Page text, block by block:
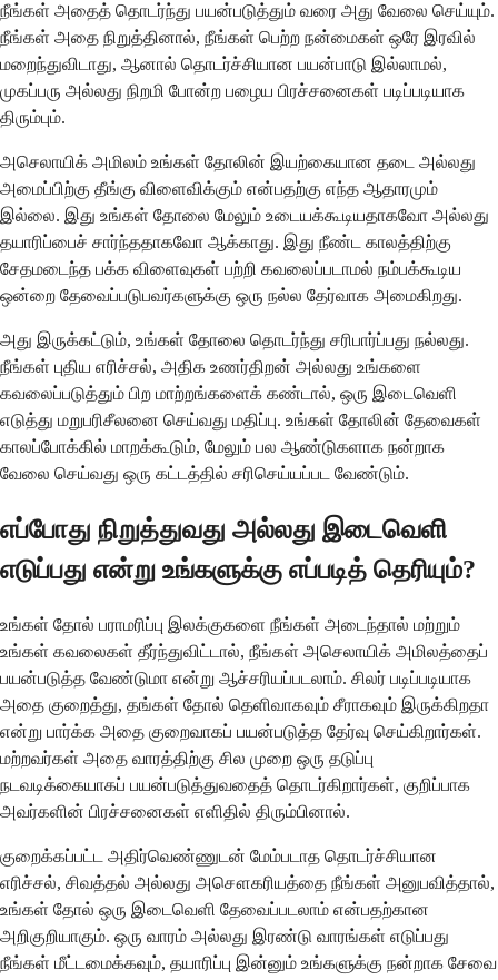
நீங்கள் அதைத் தொடர்ந்து பயன்படுத்தும் வரை அது வேலை செய்யும்.
நீங்கள் அதை நிறுத்தினால், நீங்கள் பெற்ற நன்மைகள் ஒரே இரவில்
மறைந்துவிடாது, ஆனால் தொடர்ச்சியான பயன்பாடு இல்லாமல்,
முகப்பரு அல்லது நிறமி போன்ற பழைய பிரச்சனைகள் படிப்படியாக
திரும்பும்.
அசெலாயிக் அமிலம் உங்கள் தோலின் இயற்கையான தடை அல்லது
அமைப்பிற்கு தீங்கு விளைவிக்கும் என்பதற்கு எந்த ஆதாரமும்
இல்லை. இது உங்கள் தோலை மேலும் உடையக்கூடியதாகவோ அல்லது
தயாரிப்பைச் சார்ந்ததாகவோ ஆக்காது. இது நீண்ட காலத்திற்கு
சேதமடைந்த பக்க விளைவுகள் பற்றி கவலைப்படாமல் நம்பக்கூடிய
ஒன்றை தேவைப்படுபவர்களுக்கு ஒரு நல்ல தேர்வாக அமைகிறது.
அது இருக்கட்டும், உங்கள் தோலை தொடர்ந்து சரிபார்ப்பது நல்லது.
நீங்கள் புதிய எரிச்சல், அதிக உணர்திறன் அல்லது உங்களை
கவலைப்படுத்தும் பிற மாற்றங்களைக் கண்டால், ஒரு இடைவெளி
எடுத்து மறுபரிசீலனை செய்வது மதிப்பு. உங்கள் தோலின் தேவைகள்
காலப்போக்கில் மாறக்கூடும், மேலும் பல ஆண்டுகளாக நன்றாக
வேலை செய்வது ஒரு கட்டத்தில் சரிசெய்யப்பட வேண்டும்.
எப்போது நிறுத்துவது அல்லது இடைவெளி
எடுப்பது என்று உங்களுக்கு எப்படித் தெரியும்?
உங்கள் தோல் பராமரிப்பு இலக்குகளை நீங்கள் அடைந்தால் மற்றும்
உங்கள் கவலைகள் தீர்ந்துவிட்டால், நீங்கள் அசெலாயிக் அமிலத்தைப்
பயன்படுத்த வேண்டுமா என்று ஆச்சரியப்படலாம். சிலர் படிப்படியாக
அதை குறைத்து, தங்கள் தோல் தெளிவாகவும் சீராகவும் இருக்கிறதா
என்று பார்க்க அதை குறைவாகப் பயன்படுத்த தேர்வு செய்கிறார்கள்.
மற்றவர்கள் அதை வாரத்திற்கு சில முறை ஒரு தடுப்பு
நடவடிக்கையாகப் பயன்படுத்துவதைத் தொடர்கிறார்கள், குறிப்பாக
அவர்களின் பிரச்சனைகள் எளிதில் திரும்பினால்.
குறைக்கப்பட்ட அதிர்வெண்ணுடன் மேம்படாத தொடர்ச்சியான
எரிச்சல், சிவத்தல் அல்லது அசௌகரியத்தை நீங்கள் அனுபவித்தால்,
உங்கள் தோல் ஒரு இடைவெளி தேவைப்படலாம் என்பதற்கான
அறிகுறியாகும். ஒரு வாரம் அல்லது இரண்டு வாரங்கள் எடுப்பது
நீங்கள் மீட்டமைக்கவும், தயாரிப்பு இன்னும் உங்களுக்கு நன்றாக சேவை